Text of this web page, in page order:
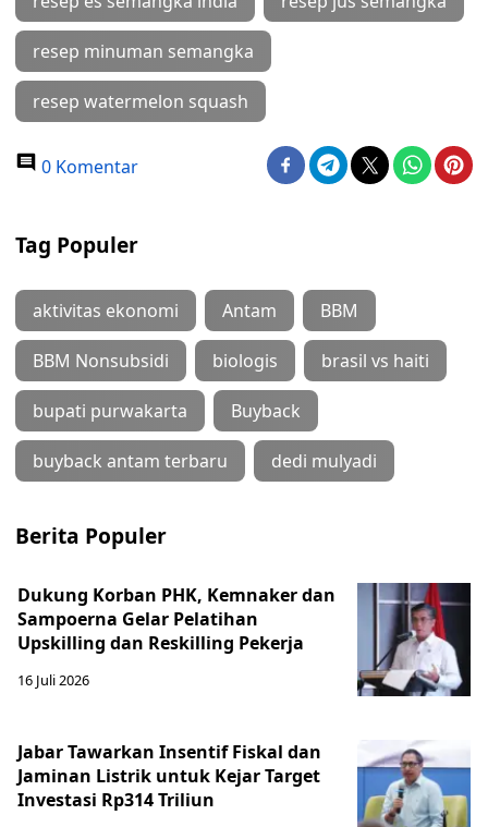
resep minuman semangka
resep watermelon squash
0 Komentar
Tag Populer
aktivitas ekonomi Antam BBM
BBM Nonsubsidi biologis brasil vs haiti
bupati purwakarta Buyback
buyback antam terbaru dedi mulyadi
Berita Populer
Dukung Korban PHK, Kemnaker dan
Sampoerna Gelar Pelatihan
Upskilling dan Reskilling Pekerja
16 Juli 2026
Jabar Tawarkan Insentif Fiskal dan
Jaminan Listrik untuk Kejar Target
Investasi Rp314 Triliun